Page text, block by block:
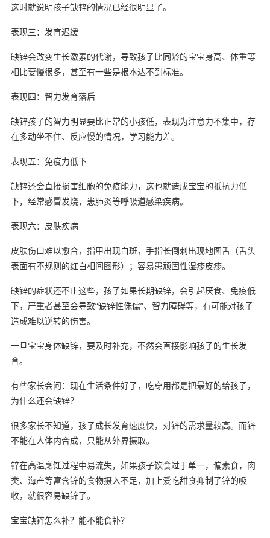
这时就说明孩子缺锌的情况已经很明显了。
表现三：发育迟缓
缺锌会改变生长激素的代谢，导致孩子比同龄的宝宝身高、体重等
相比要慢很多，甚至有一些是根本达不到标准。
表现四：智力发育落后
缺锌孩子的智力明显要比正常的小孩低，表现为注意力不集中，存
在多动坐不住、反应慢的情况，学习能力差。
表现五：免疫力低下
缺锌还会直接损害细胞的免疫能力，这也就造成宝宝的抵抗力低
下，经常感冒发烧，患肺炎等呼吸道感染疾病。
表现六：皮肤疾病
皮肤伤口难以愈合，指甲出现白斑，手指长倒刺出现地图舌（舌头
表面有不规则的红白相间图形）；容易患顽固性湿疹皮疹。
缺锌的症状还不止这些，孩子如果长期缺锌，会引起厌食、免疫低
下，严重者甚至会导致“缺锌性侏儒”、智力障碍等，有可能对孩子
造成难以逆转的伤害。
一旦宝宝身体缺锌，要及时补充，不然会直接影响孩子的生长发
育。
有些家长会问：现在生活条件好了，吃穿用都是把最好的给孩子，
为什么还会缺锌？
很多家长不知道，孩子成长发育速度快，对锌的需求量较高。而锌
不能在人体内合成，只能从外界摄取。
锌在高温烹饪过程中易流失，如果孩子饮食过于单一，偏素食，肉
类、海产等富含锌的食物摄入不足，加上爱吃甜食抑制了锌的吸
收，就很容易缺锌了。
宝宝缺锌怎么补？能不能食补？